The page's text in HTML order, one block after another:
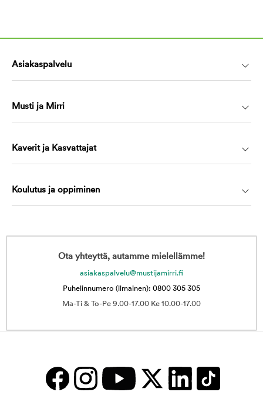
Asiakaspalvelu
Musti ja Mirri
Kaverit ja Kasvattajat
Koulutus ja oppiminen
Ota yhteyttä, autamme mielellämme!
asiakaspalvelu@mustijamirri.fi
Puhelinnumero (ilmainen): 0800 305 305
Ma-Ti & To-Pe 9.00-17.00 Ke 10.00-17.00